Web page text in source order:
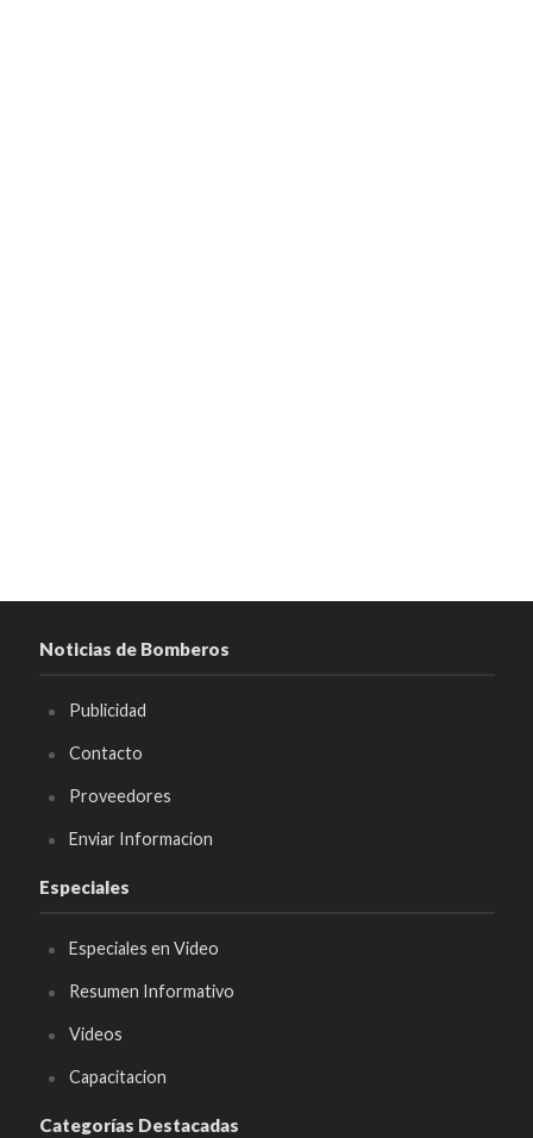
Noticias de Bomberos
Publicidad
Contacto
Proveedores
Enviar Informacion
Especiales
Especiales en Video
Resumen Informativo
Videos
Capacitacion
Categorías Destacadas